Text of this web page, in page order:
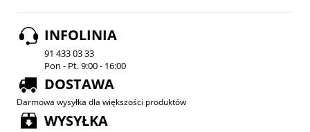
INFOLINIA
91 433 03 33
Pon - Pt. 9:00 - 16:00
DOSTAWA
Darmowa wysyłka dla większości produktów
WYSYŁKA